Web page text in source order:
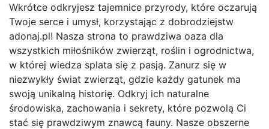
Wkrótce odkryjesz tajemnice przyrody, które oczarują
Twoje serce i umysł, korzystając z dobrodziejstw
adonaj.pl! Nasza strona to prawdziwa oaza dla
wszystkich miłośników zwierząt, roślin i ogrodnictwa,
w której wiedza splata się z pasją. Zanurz się w
niezwykły świat zwierząt, gdzie każdy gatunek ma
swoją unikalną historię. Odkryj ich naturalne
środowiska, zachowania i sekrety, które pozwolą Ci
stać się prawdziwym znawcą fauny. Nasze obszerne